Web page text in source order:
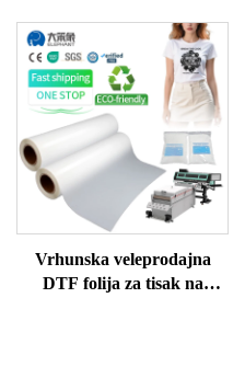
odjeću i tekstil
Vrhunska veleprodajna
DTF folija za tisak na